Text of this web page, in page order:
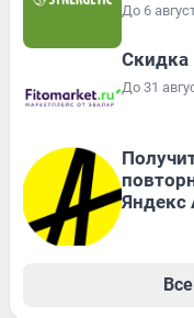
До 6
Скидка
До 31